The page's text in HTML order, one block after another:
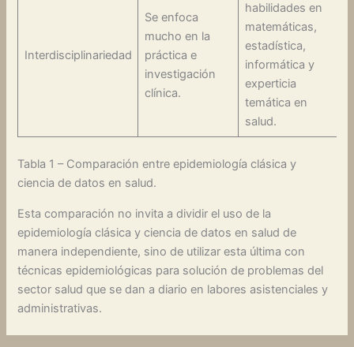
Interdisciplinariedad
Se enfoca
mucho en la
práctica e
investigación
clínica.
habilidades en
matemáticas,
estadística,
informática y
experticia
temática en
salud.
Tabla 1 – Comparación entre epidemiología clásica y
ciencia de datos en salud.
Esta comparación no invita a dividir el uso de la
epidemiología clásica y ciencia de datos en salud de
manera independiente, sino de utilizar esta última con
técnicas epidemiológicas para solución de problemas del
sector salud que se dan a diario en labores asistenciales y
administrativas.